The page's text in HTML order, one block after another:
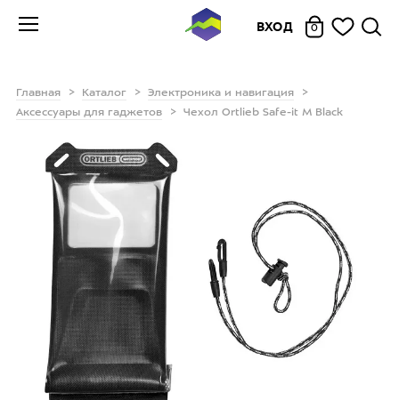
ВХОД 0
Главная Каталог
Электроника и навигация
Аксессуары для гаджетов
Чехол Ortlieb Safe-it M Black